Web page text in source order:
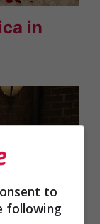
in
to
following